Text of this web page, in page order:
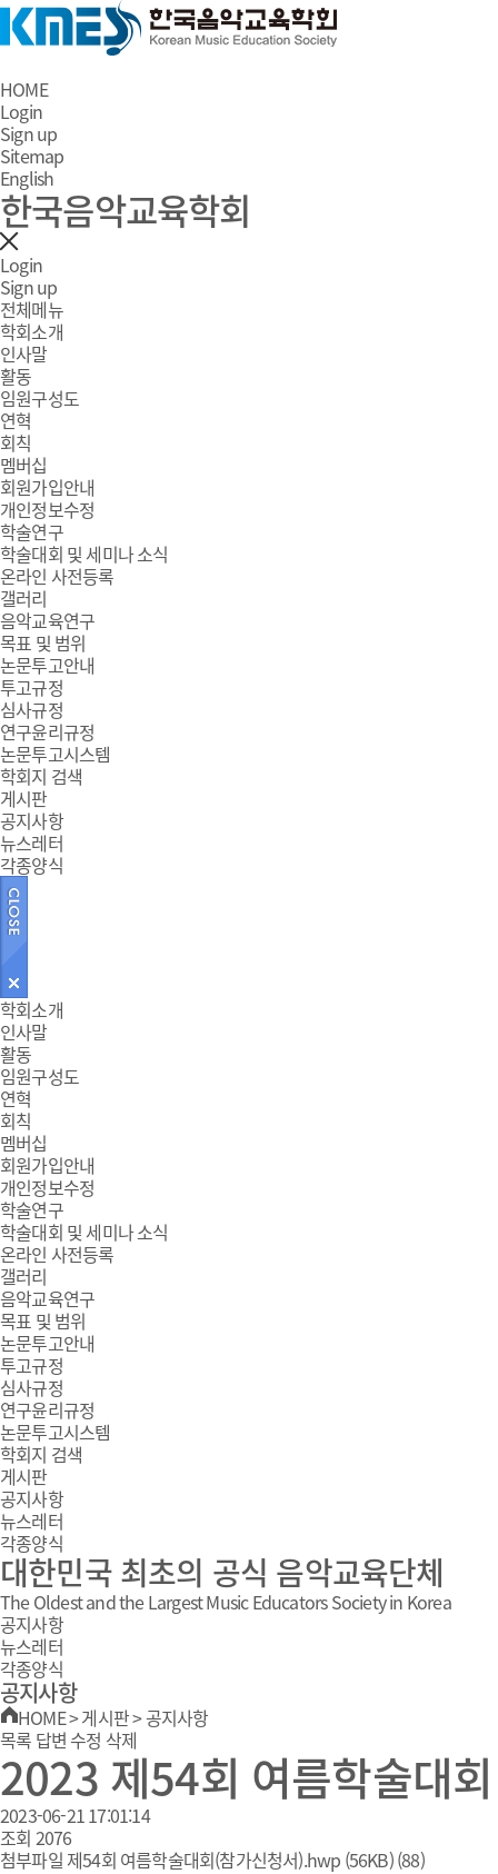
HOME
Login
Sign up
Sitemap
English
한국음악교육학회
Login
Sign up
전체메뉴
학회소개
인사말
활동
임원구성도
연혁
회칙
멤버십
회원가입안내
개인정보수정
학술연구
학술대회 및 세미나 소식
온라인 사전등록
갤러리
음악교육연구
목표 및 범위
논문투고안내
투고규정
심사규정
연구윤리규정
논문투고시스템
학회지 검색
게시판
공지사항
뉴스레터
각종양식
주
메
뉴
학회소개
인사말
활동
임원구성도
연혁
회칙
멤버십
회원가입안내
개인정보수정
학술연구
학술대회 및 세미나 소식
온라인 사전등록
갤러리
음악교육연구
목표 및 범위
논문투고안내
투고규정
심사규정
연구윤리규정
논문투고시스템
학회지 검색
게시판
공지사항
뉴스레터
각종양식
대한민국 최초의 공식 음악교육단체
The Oldest and the Largest Music Educators Society in Korea
공지사항
뉴스레터
각종양식
공지사항
HOME>게시판>공지사항
목록 답변 수정 삭제
2023 제54회 여름학술대
2023-06-21 17:01:14
조회 2076
첨부파일 제54회 여름학술대회(참가신청서).hwp (56KB)(88)